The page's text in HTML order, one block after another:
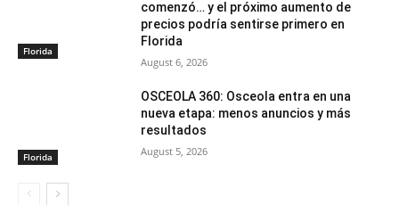
Florida
comenzó… y el próximo aumento de
precios podría sentirse primero en
Florida
August 6, 2026
Florida
OSCEOLA 360: Osceola entra en una
nueva etapa: menos anuncios y más
resultados
August 5, 2026